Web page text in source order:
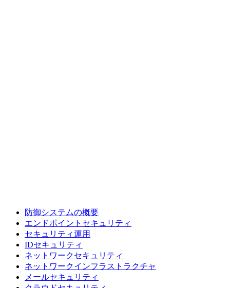
防御システムの概要
エンドポイントセキュリティ
セキュリティ運用
IDセキュリティ
ネットワークセキュリティ
ネットワークインフラストラクチャ
メールセキュリティ